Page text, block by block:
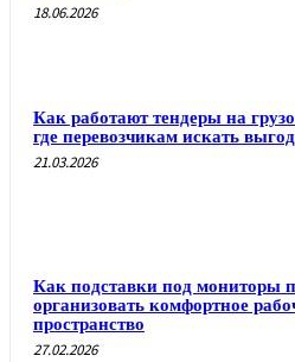
18.06.2026
Как работают тендеры на
где перевозчикам искать
21.03.2026
Как подставки под мониторы
организовать комфортное
пространство
27.02.2026